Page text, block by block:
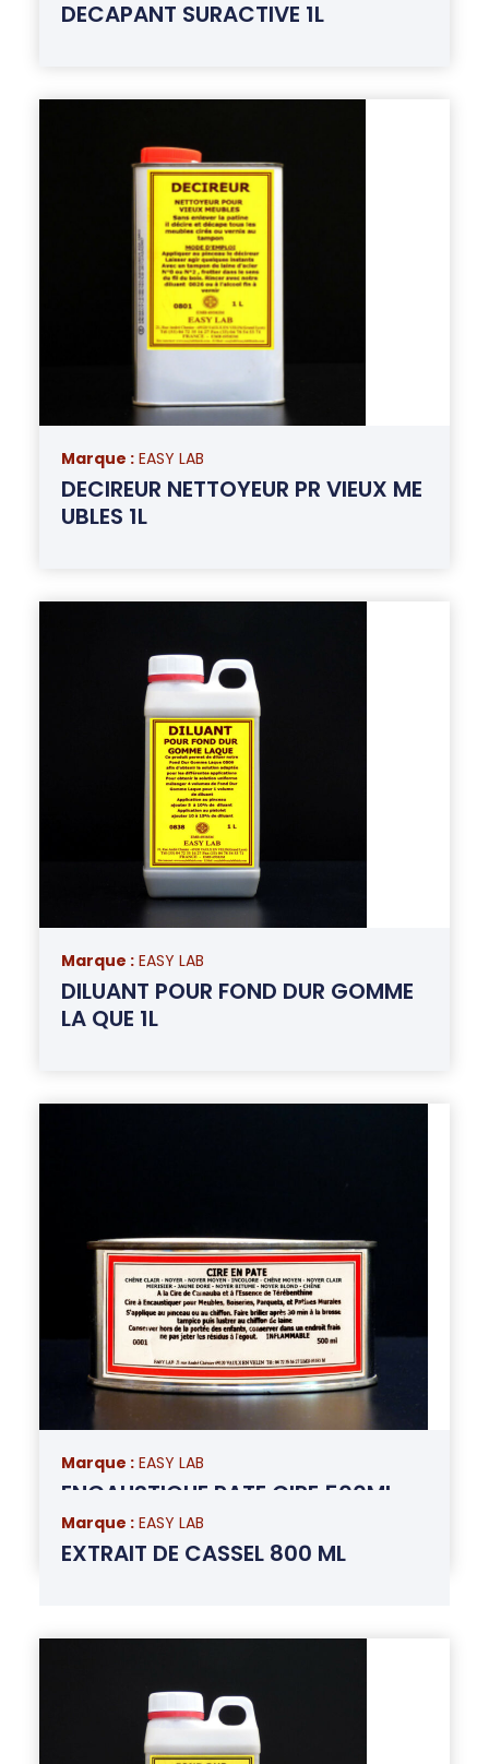
DECAPANT SURACTIVE 1L
Marque : EASY LAB
DECIREUR NETTOYEUR PR VIEUX ME
UBLES 1L
Marque : EASY LAB
DILUANT POUR FOND DUR GOMME
LA QUE 1L
Marque : EASY LAB
ENCAUSTIQUE PATE CIRE 500ML
INCOLORE
Marque : EASY LAB
EXTRAIT DE CASSEL 800 ML